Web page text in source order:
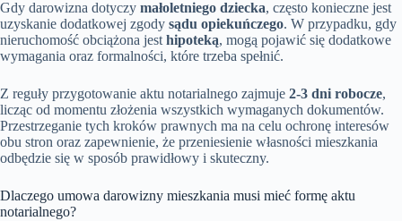
Gdy darowizna dotyczy małoletniego dziecka, często konieczne jest
uzyskanie dodatkowej zgody sądu opiekuńczego. W przypadku, gdy
nieruchomość obciążona jest hipoteką, mogą pojawić się dodatkowe
wymagania oraz formalności, które trzeba spełnić.
Z reguły przygotowanie aktu notarialnego zajmuje 2-3 dni robocze,
licząc od momentu złożenia wszystkich wymaganych dokumentów.
Przestrzeganie tych kroków prawnych ma na celu ochronę interesów
obu stron oraz zapewnienie, że przeniesienie własności mieszkania
odbędzie się w sposób prawidłowy i skuteczny.
Dlaczego umowa darowizny mieszkania musi mieć formę aktu
notarialnego?